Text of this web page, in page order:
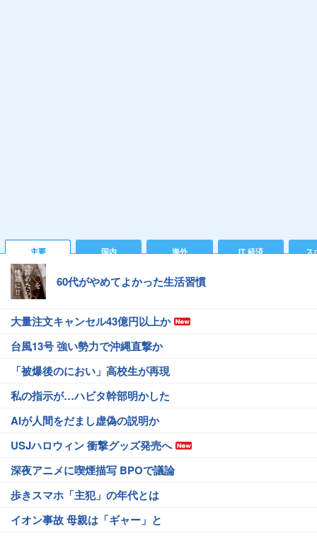
主要 国内 海外 IT 経済 ス
60代がやめてよかった生活習慣
大量注文キャンセル43億円以上か
台風13号 強い勢力で沖縄直撃か
「被爆後のにおい」高校生が再現
私の指示が…ハビタ幹部明かした
AIが人間をだまし虚偽の説明か
USJハロウィン 衝撃グッズ発売へ
深夜アニメに喫煙描写 BPOで議論
歩きスマホ「主犯」の年代とは
イオン事故 母親は「ギャー」と